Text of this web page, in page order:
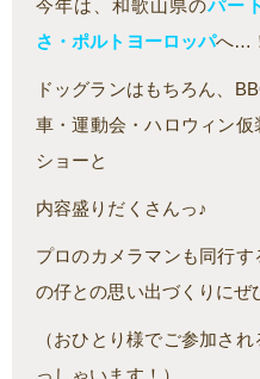
今年は、和歌山県のパー
さ・ポルトヨーロッパへ…
ドッグランはもちろん、
車・運動会・ハロウィン
ショーと
内容盛りだくさんっ♪
プロのカメラマンも同行す
の仔との思い出づくりにぜ
（おひとり様でご参加さ
っしゃいます！）